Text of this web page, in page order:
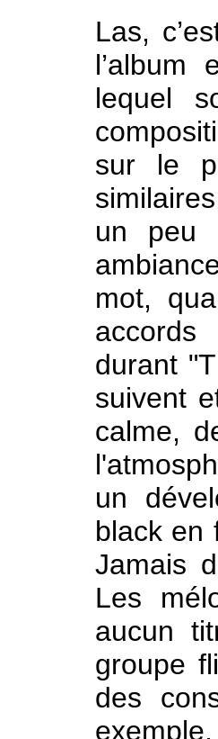
Las,
lequel
sur le
un peu
mot,
durant
suivent
calme,
un
black en
Jamais
Les
aucun
groupe
des